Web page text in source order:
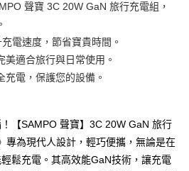
彰化商業銀行
兆豐國際商業銀行
台中商業銀行
華泰商業銀行
遠東國際商業銀行
中國信託商業銀行
聲寶 3C 20W GaN 旅行充電組，
電速度，節省寶貴時間。
適合旅行與日常使用。
充電，保護您的設備。
【SAMPO 聲寶】3C 20W GaN 旅行
專為現代人設計，輕巧便攜，無論是在
鬆充電。其高效能GaN技術，讓充電